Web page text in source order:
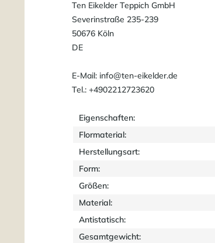
Ten Eikelder Teppich GmbH
Severinstraße 235-239
50676 Köln
DE
E-Mail: info@ten-eikelder.de
Tel.: +4902212723620
Eigenschaften:
Flormaterial:
Herstellungsart:
Form:
Größen:
Material:
Antistatisch:
Gesamtgewicht: